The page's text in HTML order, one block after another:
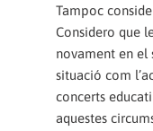
Tampoc
Considero que
novament en el
situació com
concerts
aquestes